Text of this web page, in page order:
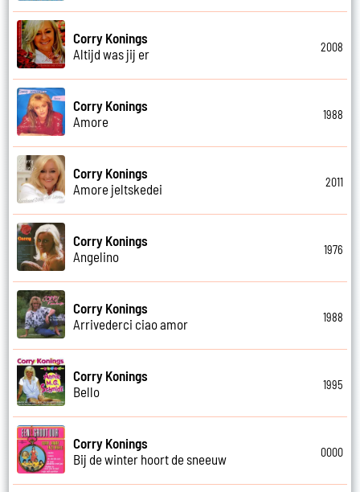
Corry Konings
Altijd was jij er
2008
Corry Konings
Amore
1988
Corry Konings
Amore jeltskedei
2011
Corry Konings
Angelino
1976
Corry Konings
Arrivederci ciao amor
1988
Corry Konings
Bello
1995
Corry Konings
Bij de winter hoort de sneeuw
0000